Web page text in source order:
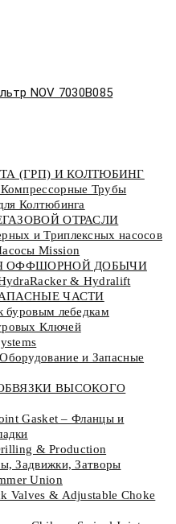
NOV 7030B085
(ГРП) И КОЛТЮБИНГ
Трубы
Колтюбинга
ОТРАСЛИ
и Триплексных насосов
Mission
ОФФШОРНОЙ ДОБЫЧИ
& Hydralift
ЧАСТИ
буровым лебедкам
Ключей
и Запасные
ВЫСОКОГО
Gasket – Фланцы и
& Production
Задвижки, Затворы
Union
Valves & Adjustable Choke